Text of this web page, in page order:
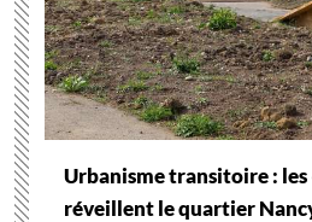
Urbanisme transitoire : les
réveillent le quartier